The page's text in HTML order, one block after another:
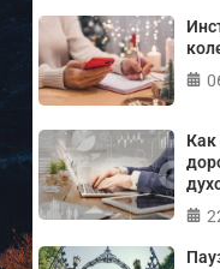
Онлайн
локуса
Как